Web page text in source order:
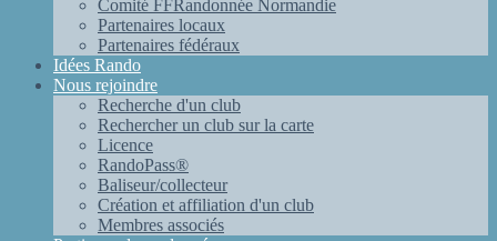
Comité FFRandonnée Normandie
Partenaires locaux
Partenaires fédéraux
Idées Rando
Nous rejoindre
Recherche d'un club
Rechercher un club sur la carte
Licence
RandoPass®
Baliseur/collecteur
Création et affiliation d'un club
Membres associés